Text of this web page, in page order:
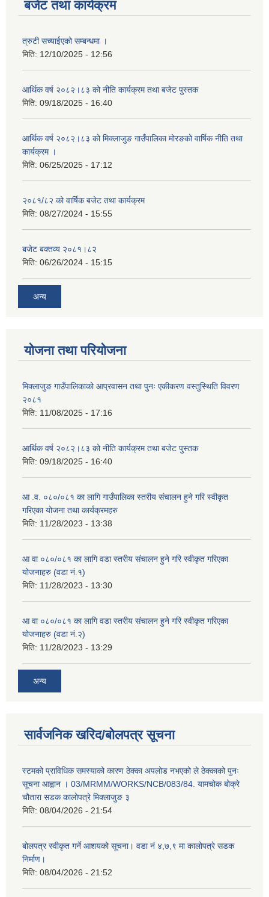
बजेट तथा कार्यक्रम
त्रुटी सच्याईएको सम्बन्धमा ।
मिति: 12/10/2025 - 12:56
आर्थिक वर्ष २०८२।८३ को नीति कार्यक्रम तथा बजेट पुस्तक
मिति: 09/18/2025 - 16:40
आर्थिक वर्ष २०८२।८३ को मिक्लाजुङ गाउँपालिका मोरङको वार्षिक नीति तथा
कार्यक्रम ।
मिति: 06/25/2025 - 17:12
२०८१/८२ को वार्षिक बजेट तथा कार्यक्रम
मिति: 08/27/2024 - 15:55
बजेट बक्तव्य २०८१।८२
मिति: 06/26/2024 - 15:15
अन्य
योजना तथा परियोजना
मिक्लाजुङ गाउँपालिकाको आप्रवासन तथा पुनः एकीकरण वस्तुस्थिति विवरण
२०८१
मिति: 11/08/2025 - 17:16
आर्थिक वर्ष २०८२।८३ को नीति कार्यक्रम तथा बजेट पुस्तक
मिति: 09/18/2025 - 16:40
आ .व. ०८०/०८१ का लागि गाउँपालिका स्तरीय संचालन हुने गरि स्वीकृत
गरिएका योजना तथा कार्यक्रमहरु
मिति: 11/28/2023 - 13:38
आ वा ०८०/०८१ का लागि वडा स्तरीय संचालन हुने गरि स्वीकृत गरिएका
योजनाहरु (वडा नं.१)
मिति: 11/28/2023 - 13:30
आ वा ०८०/०८१ का लागि वडा स्तरीय संचालन हुने गरि स्वीकृत गरिएका
योजनाहरु (वडा नं.२)
मिति: 11/28/2023 - 13:29
अन्य
सार्वजनिक खरिद/बोलपत्र सूचना
स्टमको प्राविधिक समस्याको कारण ठेक्का अपलोड नभएको ले ठेक्काको पुनः
सूचना आह्वान । 03/MRMM/WORKS/NCB/083/84. यामचोक बोक्रे
चौतारा सडक कालोपत्रे मिक्लाजुङ ३
मिति: 08/04/2026 - 21:54
बोलपत्र स्वीकृत गर्ने आशयको सूचना। वडा नं ४,७,९ मा कालोपत्रे सडक
निर्माण।
मिति: 08/04/2026 - 21:52